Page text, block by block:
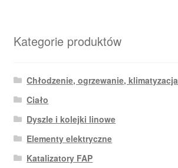
Kategorie produktów
Chłodzenie, ogrzewanie, klimatyzacja
Ciało
Dyszle i kolejki linowe
Elementy elektryczne
Katalizatory FAP